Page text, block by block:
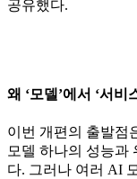
공유했다.
왜 ‘모델’에서 ‘서비
이번 개편의 출발점
모델 하나의 성능과
다. 그러나 여러 AI